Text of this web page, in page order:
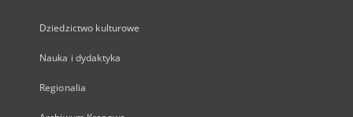
Dziedzictwo kulturowe
Nauka i dydaktyka
Regionalia